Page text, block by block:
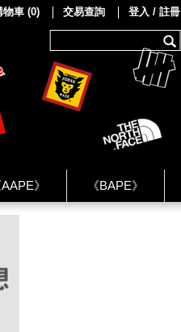
AAPE》 《BAPE》
NIKE》
物車 (0) 交易查詢 登入 / 註冊